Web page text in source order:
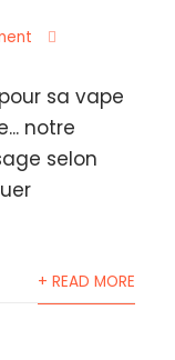
sa vape
notre
selon
+ READ MORE